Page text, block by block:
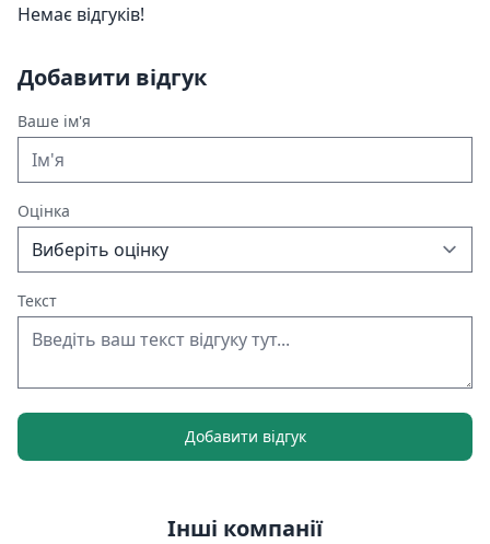
Немає відгуків!
Добавити відгук
Ваше ім'я
Оцінка
Текст
Добавити відгук
Інші компанії